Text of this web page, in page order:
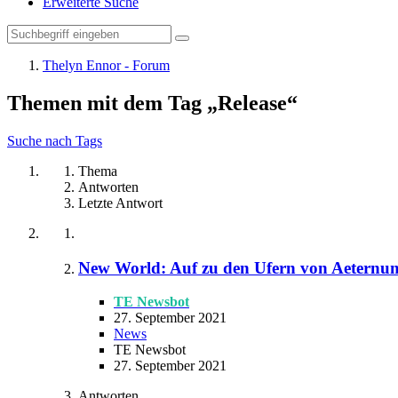
Thelyn Ennor - Forum
Themen mit dem Tag „Release“
Suche nach Tags
Thema
Antworten
Letzte Antwort
New World: Auf zu den Ufern von
TE Newsbot
27. September 2021
News
TE Newsbot
27. September 2021